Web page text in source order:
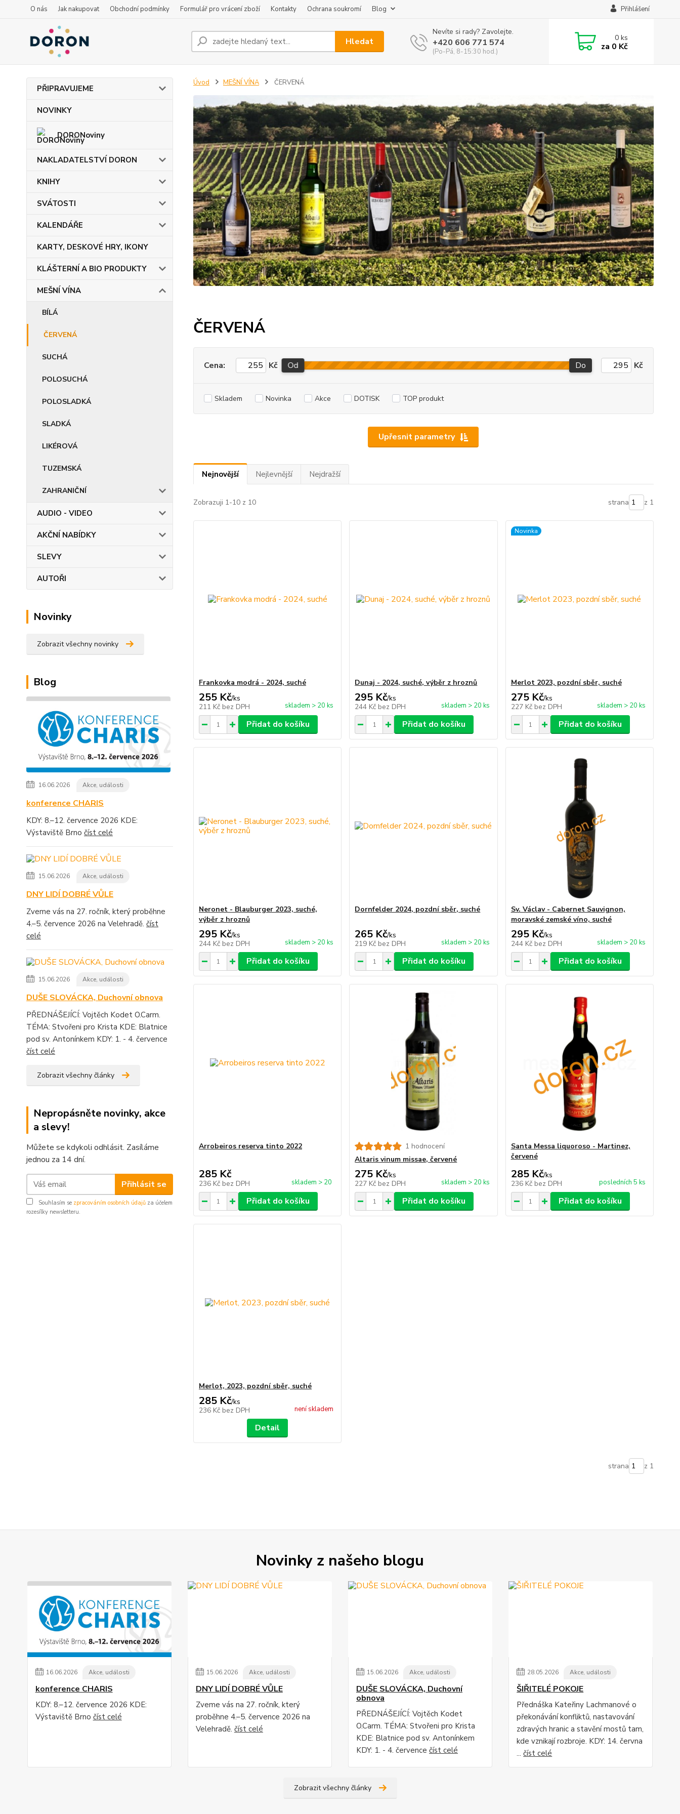
O nás Jak nakupovat Obchodní podmínky Formulář pro vrácení zboží Kontakty Ochrana soukromí Blog Přihlášení
Hledat
Nevíte si rady? Zavolejte.
+420 606 771 574
(Po-Pá, 8-15:30 hod.)
0ks
za 0 Kč
PŘIPRAVUJEME
NOVINKY
DORONoviny
NAKLADATELSTVÍ DORON
KNIHY
SVÁTOSTI
KALENDÁŘE
KARTY, DESKOVÉ HRY, IKONY
KLÁŠTERNÍ A BIO PRODUKTY
MEŠNÍ VÍNA
BÍLÁ
ČERVENÁ
SUCHÁ
POLOSUCHÁ
POLOSLADKÁ
SLADKÁ
LIKÉROVÁ
TUZEMSKÁ
ZAHRANIČNÍ
AUDIO - VIDEO
AKČNÍ NABÍDKY
SLEVY
AUTOŘI
Novinky
Zobrazit všechny novinky
Blog
16.06.2026 Akce, události
konference CHARIS
KDY: 8.–12. července 2026 KDE:
Výstaviště Brno číst celé
15.06.2026 Akce, události
DNY LIDÍ DOBRÉ VŮLE
Zveme vás na 27. ročník, který proběhne
4.–5. července 2026 na Velehradě. číst
celé
15.06.2026 Akce, události
DUŠE SLOVÁCKA, Duchovní obnova
PŘEDNÁŠEJÍCÍ: Vojtěch Kodet O.Carm.
TÉMA: Stvořeni pro Krista KDE: Blatnice
pod sv. Antonínkem KDY: 1. - 4. července
číst celé
Zobrazit všechny články
Nepropásněte novinky, akce
a slevy!
Můžete se kdykoli odhlásit. Zasíláme
jednou za 14 dní.
Přihlásit se
Souhlasím se zpracováním osobních údajů za účelem
rozesílky newsletteru.
Úvod MEŠNÍ VÍNA ČERVENÁ
ČERVENÁ
Upřesnit parametry
Cena: Kč Od Do Kč
Skladem Novinka Akce DOTISK TOP produkt
Nejnovější Nejlevnější Nejdražší
Zobrazuji 1-10 z 10 strana z 1
Frankovka modrá - 2024, suché
255 Kč/ks
211 Kč bez DPH skladem > 20 ks
Přidat do košíku
Dunaj - 2024, suché, výběr z hroznů
295 Kč/ks
244 Kč bez DPH skladem > 20 ks
Přidat do košíku
Novinka
Merlot 2023, pozdní sběr, suché
275 Kč/ks
227 Kč bez DPH skladem > 20 ks
Přidat do košíku
Neronet - Blauburger 2023, suché,
výběr z hroznů
295 Kč/ks
244 Kč bez DPH skladem > 20 ks
Přidat do košíku
Dornfelder 2024, pozdní sběr, suché
265 Kč/ks
219 Kč bez DPH skladem > 20 ks
Přidat do košíku
Sv. Václav - Cabernet Sauvignon,
moravské zemské víno, suché
295 Kč/ks
244 Kč bez DPH skladem > 20 ks
Přidat do košíku
Arrobeiros reserva tinto 2022
285 Kč
236 Kč bez DPH skladem > 20
Přidat do košíku
1 hodnocení
Altaris vinum missae, červené
275 Kč/ks
227 Kč bez DPH skladem > 20 ks
Přidat do košíku
Santa Messa liquoroso - Martinez,
červené
285 Kč/ks
236 Kč bez DPH posledních 5 ks
Přidat do košíku
Merlot, 2023, pozdní sběr, suché
285 Kč/ks
236 Kč bez DPH není skladem
Detail
strana z 1
Novinky z našeho blogu
16.06.2026 Akce, události
konference CHARIS
KDY: 8.–12. července 2026 KDE:
Výstaviště Brno číst celé
15.06.2026 Akce, události
DNY LIDÍ DOBRÉ VŮLE
Zveme vás na 27. ročník, který
proběhne 4.–5. července 2026 na
Velehradě. číst celé
15.06.2026 Akce, události
DUŠE SLOVÁCKA, Duchovní
obnova
PŘEDNÁŠEJÍCÍ: Vojtěch Kodet
O.Carm. TÉMA: Stvořeni pro Krista
KDE: Blatnice pod sv. Antonínkem
KDY: 1. - 4. července číst celé
28.05.2026 Akce, události
ŠIŘITELÉ POKOJE
Přednáška Kateřiny Lachmanové o
překonávání konfliktů, nastavování
zdravých hranic a stavění mostů tam,
kde vznikají rozbroje. KDY: 14. června
...číst celé
Zobrazit všechny články